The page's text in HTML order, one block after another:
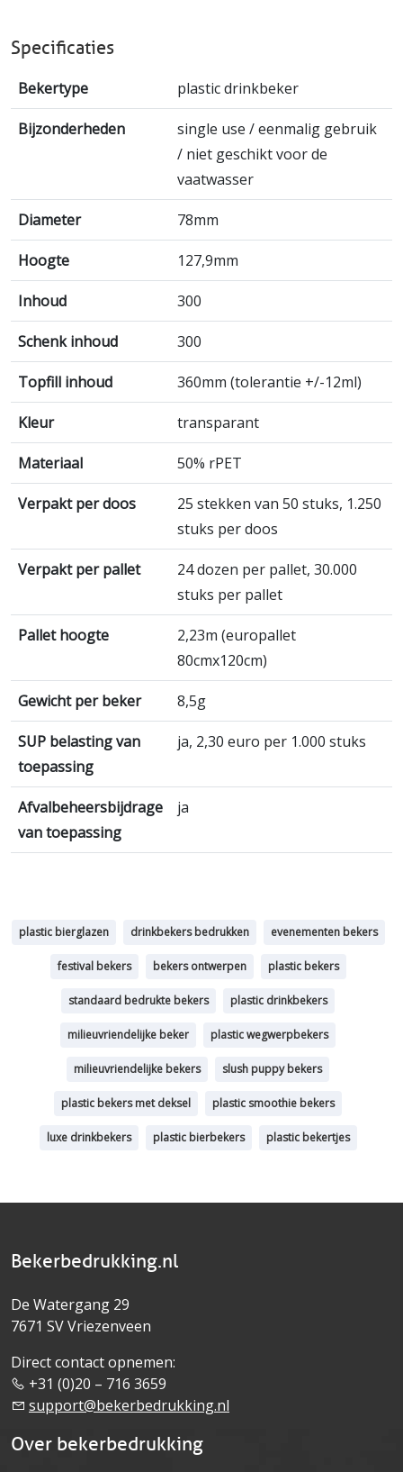
Specificaties
Bekertype plastic drinkbeker
Bijzonderheden
single use / eenmalig gebruik
/ niet geschikt voor de
vaatwasser
Diameter 78mm
Hoogte 127,9mm
Inhoud 300
Schenk inhoud 300
Topfill inhoud 360mm (tolerantie +/-12ml)
Kleur transparant
Materiaal 50% rPET
Verpakt per doos
25 stekken van 50 stuks, 1.250
stuks per doos
Verpakt per pallet
24 dozen per pallet, 30.000
stuks per pallet
Pallet hoogte
2,23m (europallet
80cmx120cm)
Gewicht per beker 8,5g
SUP belasting van
toepassing
ja, 2,30 euro per 1.000 stuks
Afvalbeheersbijdrage
van toepassing
ja
plastic bierglazen drinkbekers bedrukken evenementen bekers
festival bekers bekers ontwerpen plastic bekers
standaard bedrukte bekers plastic drinkbekers
milieuvriendelijke beker plastic wegwerpbekers
milieuvriendelijke bekers slush puppy bekers
plastic bekers met deksel plastic smoothie bekers
luxe drinkbekers plastic bierbekers plastic bekertjes
Bekerbedrukking.nl
De Watergang 29
7671 SV Vriezenveen
Direct contact opnemen:
+31 (0)20 – 716 3659
support@bekerbedrukking.nl
Over bekerbedrukking